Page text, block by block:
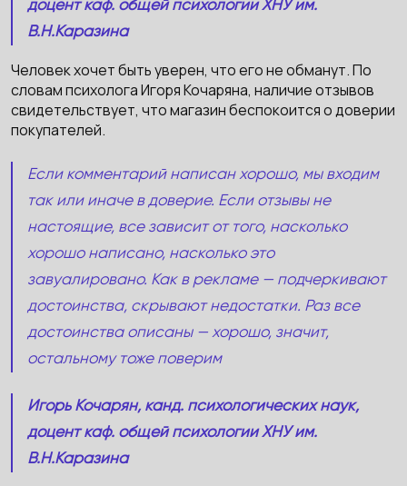
доцент каф. общей психологии ХНУ им.
В.Н.Каразина
Человек хочет быть уверен, что его не обманут. По
словам психолога Игоря Кочаряна, наличие отзывов
свидетельствует, что магазин беспокоится о доверии
покупателей.
Если комментарий написан хорошо, мы входим
так или иначе в доверие. Если отзывы не
настоящие, все зависит от того, насколько
хорошо написано, насколько это
завуалировано. Как в рекламе — подчеркивают
достоинства, скрывают недостатки. Раз все
достоинства описаны — хорошо, значит,
остальному тоже поверим
Игорь Кочарян, канд. психологических наук,
доцент каф. общей психологии ХНУ им.
В.Н.Каразина